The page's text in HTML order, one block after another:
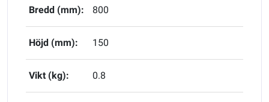
Bredd (mm): 800
Höjd (mm): 150
Vikt (kg): 0.8